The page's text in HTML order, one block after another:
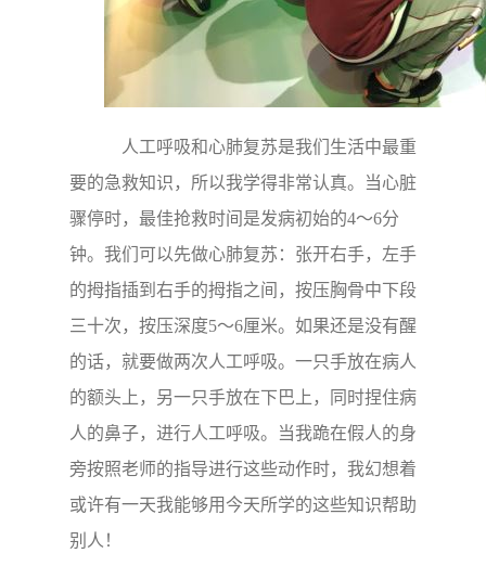
人工呼吸和心肺复苏是我们生活中最重
要的急救知识，所以我学得非常认真。当心脏
骤停时，最佳抢救时间是发病初始的4～6分
钟。我们可以先做心肺复苏：张开右手，左手
的拇指插到右手的拇指之间，按压胸骨中下段
三十次，按压深度5～6厘米。如果还是没有醒
的话，就要做两次人工呼吸。一只手放在病人
的额头上，另一只手放在下巴上，同时捏住病
人的鼻子，进行人工呼吸。当我跪在假人的身
旁按照老师的指导进行这些动作时，我幻想着
或许有一天我能够用今天所学的这些知识帮助
别人！